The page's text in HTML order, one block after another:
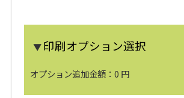
▼印刷オプション選択
オプション追加金額： 0 円